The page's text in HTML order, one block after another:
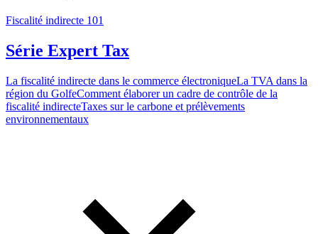
Fiscalité indirecte 101
Série Expert Tax
La fiscalité indirecte dans le commerce électroniqueLa TVA dans la
région du GolfeComment élaborer un cadre de contrôle de la
fiscalité indirecteTaxes sur le carbone et prélèvements
environnementaux